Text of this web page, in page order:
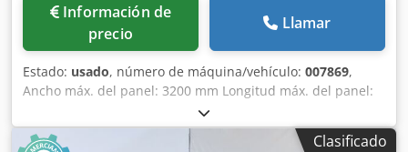
Información de
precio
Llamar
Estado: usado, número de máquina/vehículo: 007869,
Ancho máx. del panel: 3200 mm Longitud máx. del panel:
800 mm Número de unidades: 5 Dedpfswimzyex Abijck
Grupos horizontales laterales: sí
Clasificado